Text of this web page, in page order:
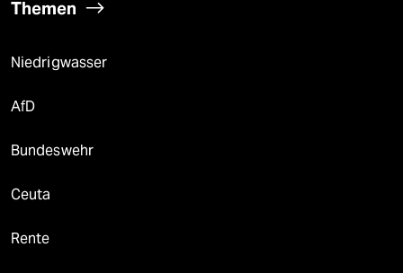
Themen
Niedrigwasser
AfD
Bundeswehr
Ceuta
Rente